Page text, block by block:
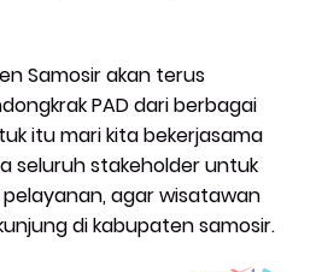
Samosir akan terus
PAD dari berbagai
itu mari kita bekerjasama
seluruh stakeholder untuk
agar wisatawan
di kabupaten samosir.